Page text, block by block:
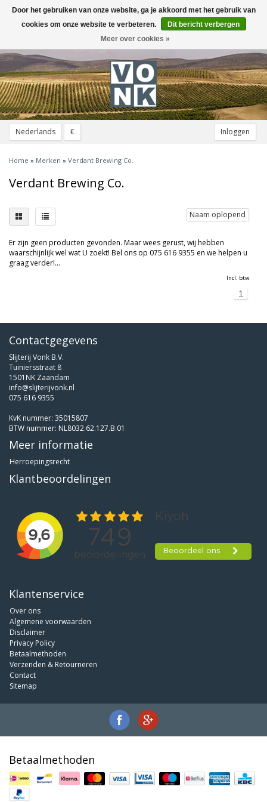
Nederlands € Inloggen
Toggle
navigation
Home » Merken » Verdant Brewing Co.
Verdant Brewing Co.
Naam oplopend
Er zijn geen producten gevonden. Maar wees gerust, wij hebben
waarschijnlijk wel wat U zoekt! Bel ons op 075 616 9355 en we helpen u
graag verder!...
Incl. btw
1
Contactgegevens
Slijterij Vonk B.V.
Tuiniersstraat 8
1501NK Zaandam
info@slijterijvonk.nl
075 616 9355
KvK nummer: 35015807
BTW nummer: NL8032.62.127.B.01
Meer informatie
Herroepingsrecht
Klantbeoordelingen
Klantenservice
Over ons
Algemene voorwaarden
Disclaimer
Privacy Policy
Betaalmethoden
Verzenden & Retourneren
Contact
Sitemap
Betaalmethoden
Door het gebruiken van onze website, ga je akkoord met het gebruik van
cookies om onze website te verbeteren.
Dit bericht verbergen
Meer over cookies »